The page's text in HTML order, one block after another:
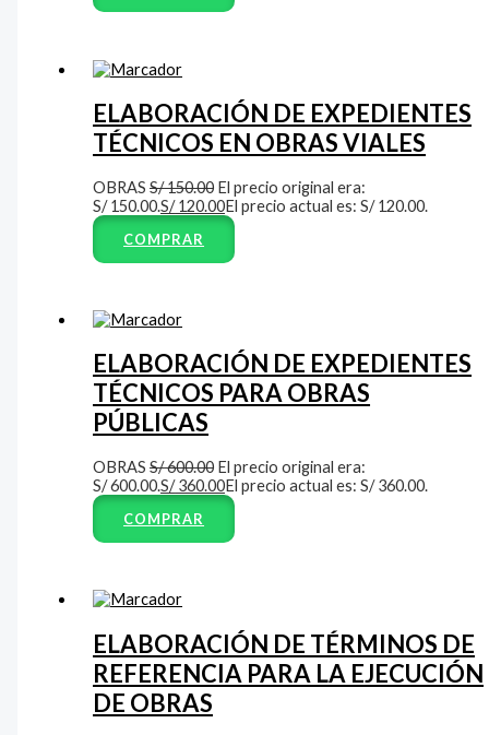
ELABORACIÓN DE EXPEDIENTES
TÉCNICOS EN OBRAS VIALES
OBRASS/150.00 El precio original era:
S/ 150.00.S/120.00El precio actual es: S/ 120.00.
COMPRAR
ELABORACIÓN DE EXPEDIENTES
TÉCNICOS PARA OBRAS
PÚBLICAS
OBRASS/600.00 El precio original era:
S/ 600.00.S/360.00El precio actual es: S/ 360.00.
COMPRAR
ELABORACIÓN DE TÉRMINOS DE
REFERENCIA PARA LA EJECUCIÓN
DE OBRAS